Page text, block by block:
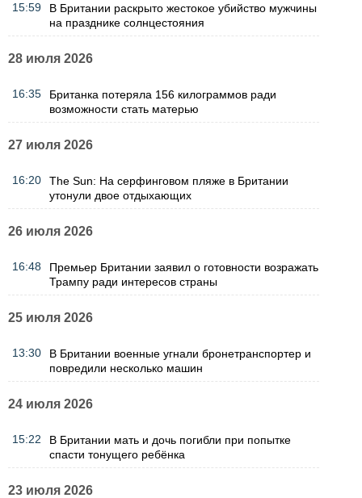
15:59
В Британии раскрыто жестокое убийство мужчины
на празднике солнцестояния
28 июля 2026
16:35
Британка потеряла 156 килограммов ради
возможности стать матерью
27 июля 2026
16:20
The Sun: На серфинговом пляже в Британии
утонули двое отдыхающих
26 июля 2026
16:48
Премьер Британии заявил о готовности возражать
Трампу ради интересов страны
25 июля 2026
13:30
В Британии военные угнали бронетранспортер и
повредили несколько машин
24 июля 2026
15:22
В Британии мать и дочь погибли при попытке
спасти тонущего ребёнка
23 июля 2026